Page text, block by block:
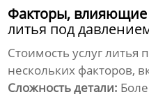
Факторы,
литья под
Стоимостьуслуг литья
нескольких факторов,
Сложность детали: